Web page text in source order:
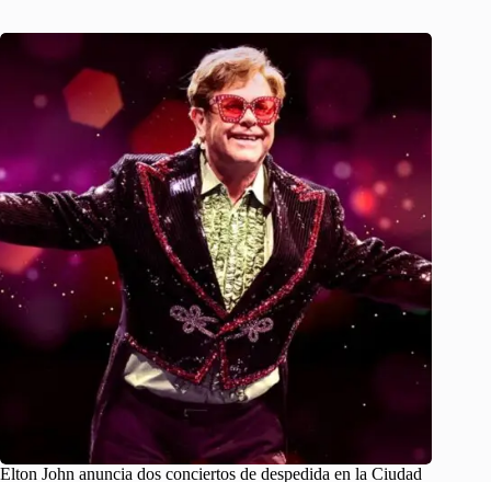
Elton John anuncia dos conciertos de despedida en la Ciudad